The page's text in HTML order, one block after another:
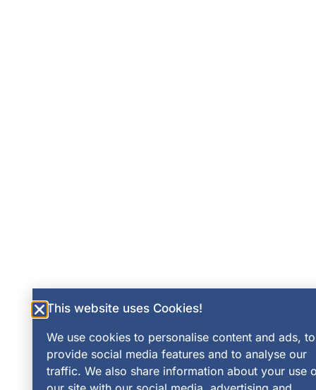
provide social media features and to analyse our
traffic. We also share information about your use
our site with our social media, advertising and
analytics partners who may combine it with other
information that you’ve provided to them or that
they’ve collected from your use of their services.